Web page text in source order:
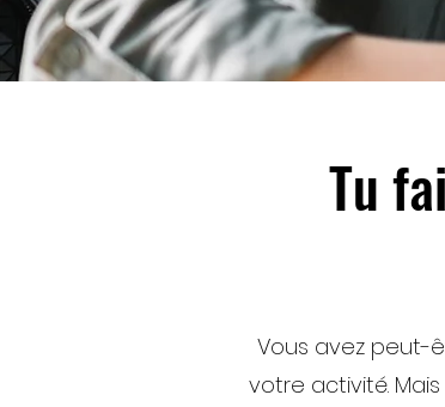
Tu
Vous avez peut-
votre activité.Mais